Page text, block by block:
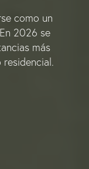
como un
2026 se
más